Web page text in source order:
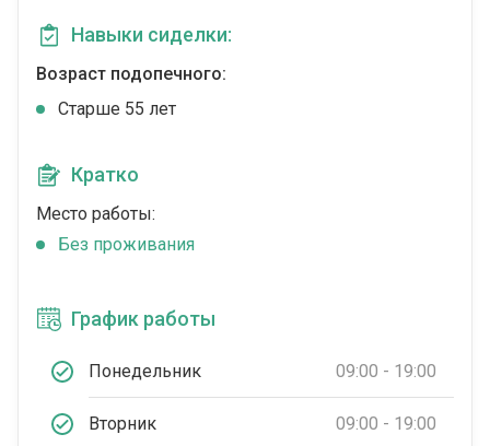
Навыки сиделки:
Возраст подопечного:
Cтарше 55 лет
Кратко
Место работы:
Без проживания
График работы
Понедельник 09:00 - 19:00
Вторник 09:00 - 19:00